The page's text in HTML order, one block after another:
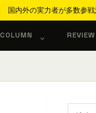
者が多数参戦決定
COLUMN REVIEW